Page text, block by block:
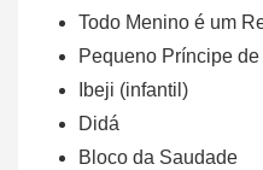
Todo Menino é um
Pequeno Príncipe
Ibeji (infantil)
Didá
Bloco da Saudade